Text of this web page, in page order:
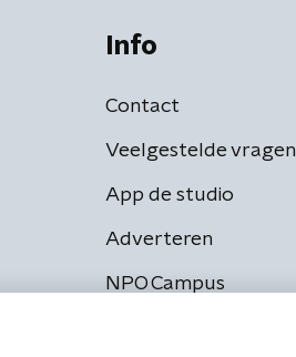
Info
Contact
Veelgestelde vragen
App de studio
Adverteren
NPO Campus